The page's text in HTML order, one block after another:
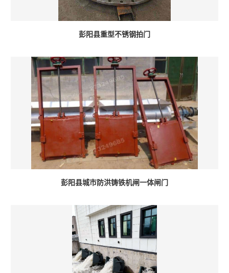
彭阳县重型不锈钢拍门
彭阳县城市防洪铸铁机闸一体闸门